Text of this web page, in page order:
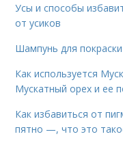
Усы и способы
от усиков
Шампунь для
Как используется
Мускатный орех и ее
Как избавиться от
пятно —, что это